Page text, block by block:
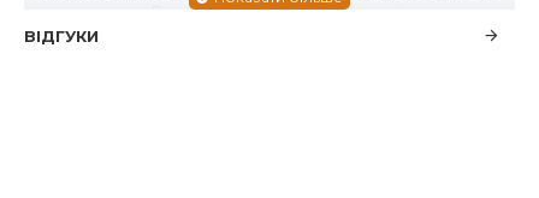
приголомшує. Вишукані скульптурні деталі та тканина з
ґудзиками на вражаючому узголів'ї та узніжжі
ВІДГУКИ